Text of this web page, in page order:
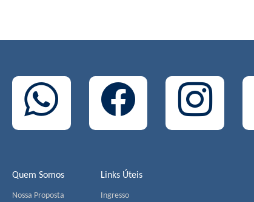
Quem Somos
Nossa Proposta
Links Úteis
Ingresso